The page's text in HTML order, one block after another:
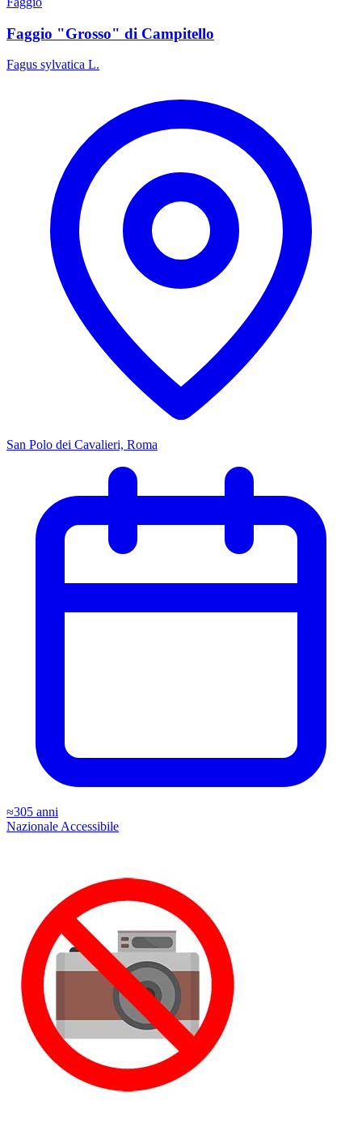
Faggio "Grosso" di Campitello
Fagus sylvatica L.
San Polo dei Cavalieri, Roma
≈305 anni
Nazionale Accessibile